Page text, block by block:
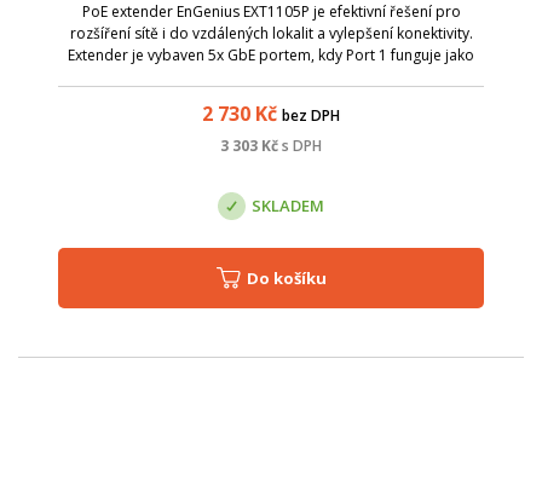
PoE extender EnGenius EXT1105P je efektivní řešení pro
rozšíření sítě i do vzdálených lokalit a vylepšení konektivity.
Extender je vybaven 5x GbE portem, kdy Port 1 funguje jako
2 730 Kč bez DPH
3 303 Kčs DPH
SKLADEM
Do košíku